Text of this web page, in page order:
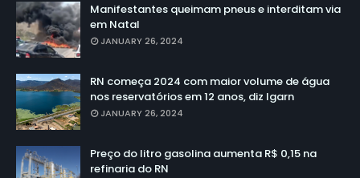
Manifestantes queimam pneus e interditam via
em Natal
JANUARY 26, 2024
RN começa 2024 com maior volume de água
nos reservatórios em 12 anos, diz Igarn
JANUARY 26, 2024
Preço do litro gasolina aumenta R$ 0,15 na
refinaria do RN